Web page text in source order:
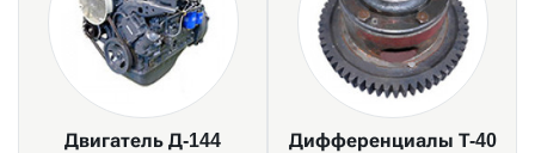
Двигатель Д-144 Дифференциалы Т-40